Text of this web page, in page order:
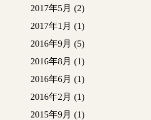
2017年5月 (2)
2017年1月 (1)
2016年9月 (5)
2016年8月 (1)
2016年6月 (1)
2016年2月 (1)
2015年9月 (1)